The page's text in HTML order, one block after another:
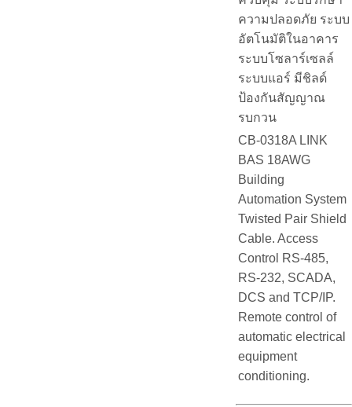
ความปลอดภัย ระบบ
อัตโนมัติในอาคาร
ระบบโซลาร์เซลล์
ระบบแอร์ มีชิลด์
ป้องกันสัญญาณ
รบกวน
CB-0318A LINK
BAS 18AWG
Building
Automation System
Twisted Pair Shield
Cable. Access
Control RS-485,
RS-232, SCADA,
DCS and TCP/IP.
Remote control of
automatic electrical
equipment
conditioning.